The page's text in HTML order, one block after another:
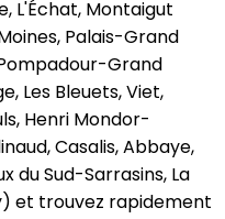
L'Échat, Montaigut
Palais-Grand
Grand
Les Bleuets, Viet,
Henri Mondor-
Casalis, Abbaye,
du Sud-Sarrasins, La
et trouvez rapidement